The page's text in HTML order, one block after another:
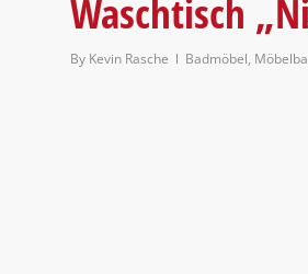
Waschtisch
By Kevin Rasche Badmöbel,